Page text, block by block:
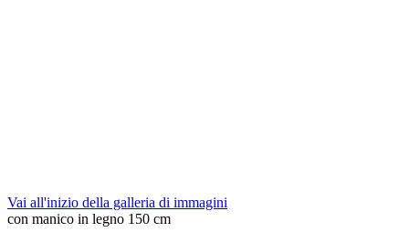
Vai all'inizio della galleria di immagini
con manico in legno 150 cm